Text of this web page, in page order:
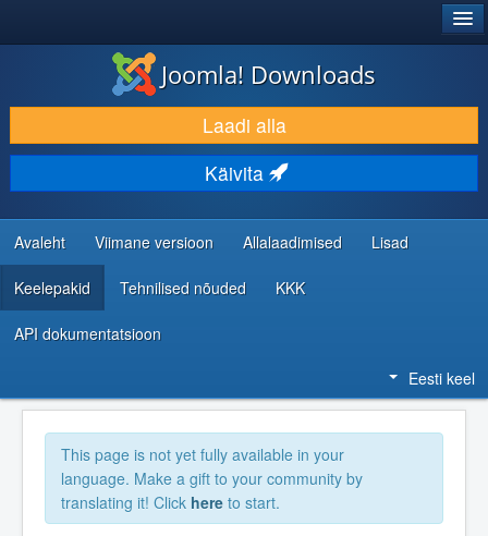
LAADI ALLA JA LAIENDA
AVASTA JA ÕPI
KOGUKOND JA KASUTAJATUGI
RESSURSID ARENDAJATELE
Joomla! Downloads
Laadi alla
Käivita
Avaleht Viimane versioon Allalaadimised Lisad
Keelepakid Tehnilised nõuded KKK
API dokumentatsioon
Eesti keel
This page is not yet fully available in your
language. Make a gift to your community by
translating it! Click here to start.